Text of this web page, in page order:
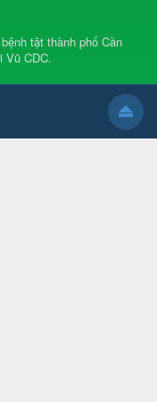
tật thành phố Cần
Vũ CDC.